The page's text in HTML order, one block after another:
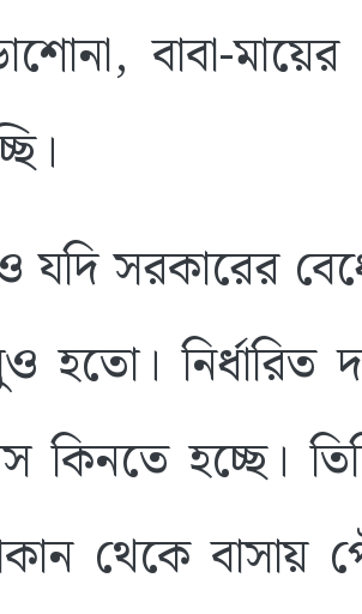
বাবা-
যদি সরকারের
হতো। নির্ধারিত
কিনতে হচ্ছে।
থেকে বাসায়